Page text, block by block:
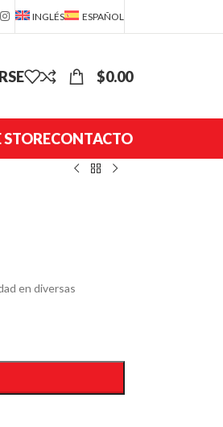
INGLÉS ESPAÑOL
$0.00
CONTACTO
en diversas